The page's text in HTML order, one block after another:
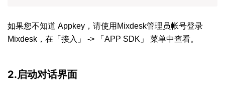
如果您不知道 Appkey，请使用Mixdesk管理员帐号登录
Mixdesk，在「接入」 -> 「APP SDK」 菜单中查看。
2.启动对话界面